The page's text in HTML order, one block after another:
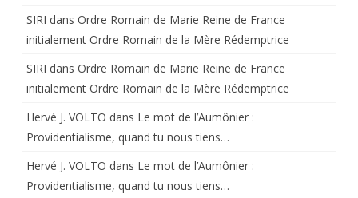
SIRI dans Ordre Romain de Marie Reine de France
initialement Ordre Romain de la Mère Rédemptrice
SIRI dans Ordre Romain de Marie Reine de France
initialement Ordre Romain de la Mère Rédemptrice
Hervé J. VOLTO dans Le mot de l’Aumônier :
Providentialisme, quand tu nous tiens…
Hervé J. VOLTO dans Le mot de l’Aumônier :
Providentialisme, quand tu nous tiens…